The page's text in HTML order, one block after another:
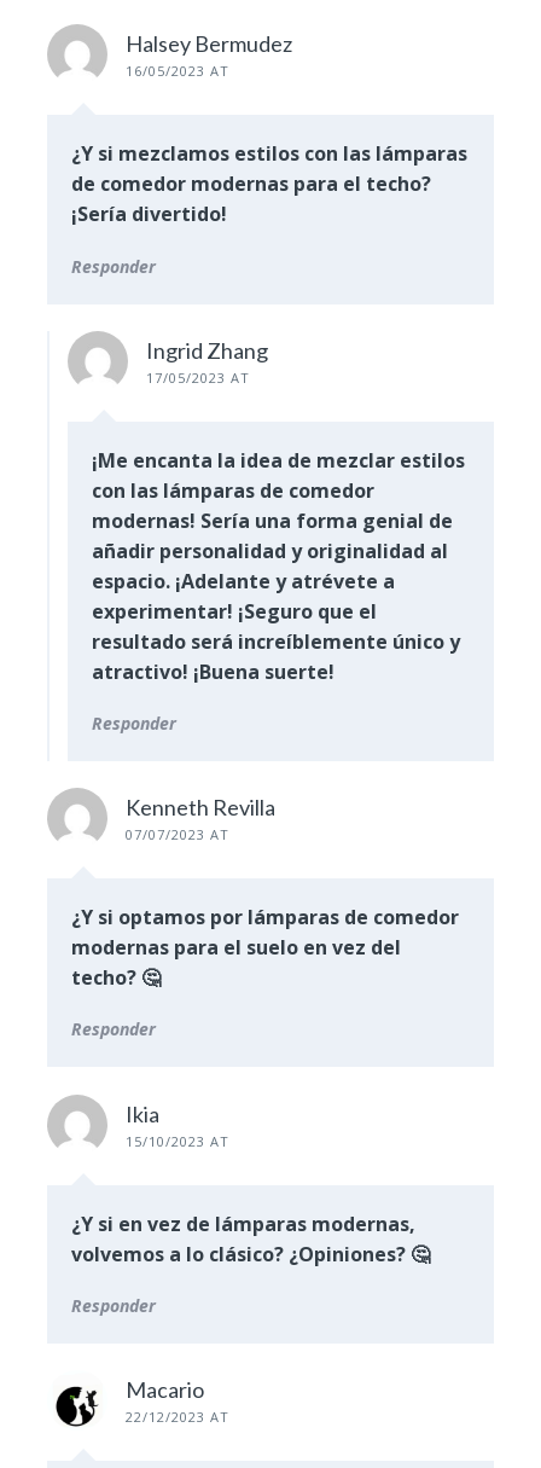
Halsey Bermudez
16/05/2023 AT
¿Y si mezclamos estilos con las lámparas
de comedor modernas para el techo?
¡Sería divertido!
Responder
Ingrid Zhang
17/05/2023 AT
¡Me encanta la idea de mezclar estilos
con las lámparas de comedor
modernas! Sería una forma genial de
añadir personalidad y originalidad al
espacio. ¡Adelante y atrévete a
experimentar! ¡Seguro que el
resultado será increíblemente único y
atractivo! ¡Buena suerte!
Responder
Kenneth Revilla
07/07/2023 AT
¿Y si optamos por lámparas de comedor
modernas para el suelo en vez del
techo? 🤔
Responder
Ikia
15/10/2023 AT
¿Y si en vez de lámparas modernas,
volvemos a lo clásico? ¿Opiniones? 🤔
Responder
Macario
22/12/2023 AT